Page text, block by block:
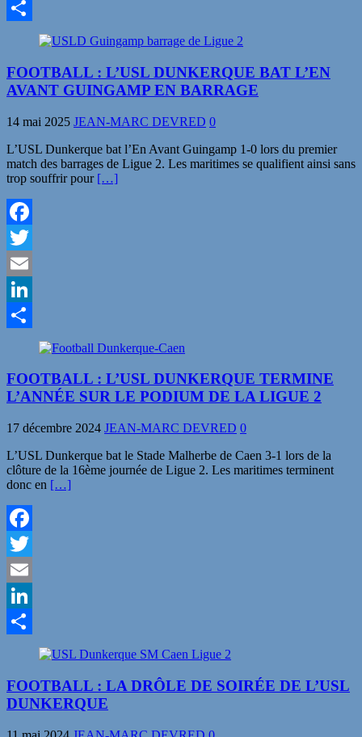
LinkedIn
Partager
FOOTBALL : L’USL DUNKERQUE BAT L’EN
AVANT GUINGAMP EN BARRAGE
14 mai 2025 JEAN-MARC DEVRED 0
L’USL Dunkerque bat l’En Avant Guingamp 1-0 lors du premier
match des barrages de Ligue 2. Les maritimes se qualifient ainsi sans
trop souffrir pour […]
Facebook
Twitter
Email
LinkedIn
Partager
FOOTBALL : L’USL DUNKERQUE TERMINE
L’ANNÉE SUR LE PODIUM DE LA LIGUE 2
17 décembre 2024 JEAN-MARC DEVRED 0
L’USL Dunkerque bat le Stade Malherbe de Caen 3-1 lors de la
clôture de la 16ème journée de Ligue 2. Les maritimes terminent
donc en […]
Facebook
Twitter
Email
LinkedIn
Partager
FOOTBALL : LA DRÔLE DE SOIRÉE DE L’USL
DUNKERQUE